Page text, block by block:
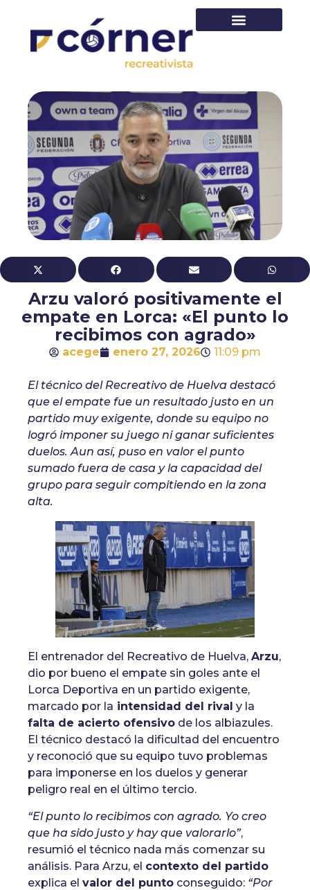
Arzu valoró positivamente el
empate en Lorca: «El punto lo
recibimos con agrado»
acege enero 27, 2026 11:09 pm
El técnico del Recreativo de Huelva destacó
que el empate fue un resultado justo en un
partido muy exigente, donde su equipo no
logró imponer su juego ni ganar suficientes
duelos. Aun así, puso en valor el punto
sumado fuera de casa y la capacidad del
grupo para seguir compitiendo en la zona
alta.
El entrenador del Recreativo de Huelva, Arzu,
dio por bueno el empate sin goles ante el
Lorca Deportiva en un partido exigente,
marcado por la intensidad del rival y la
falta de acierto ofensivo de los albiazules.
El técnico destacó la dificultad del encuentro
y reconoció que su equipo tuvo problemas
para imponerse en los duelos y generar
peligro real en el último tercio.
“El punto lo recibimos con agrado. Yo creo
que ha sido justo y hay que valorarlo”,
resumió el técnico nada más comenzar su
análisis. Para Arzu, el contexto del partido
explica el valor del punto conseguido: “Por